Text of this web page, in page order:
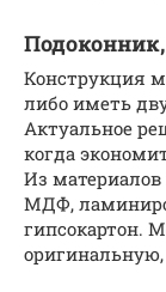
Конструкция
либо иметь
Актуальное
когда
Из
МДФ,
гипсокартон.